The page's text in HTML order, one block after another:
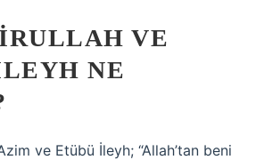
VE
NE
ve Etübü İleyh; “Allah’tan beni